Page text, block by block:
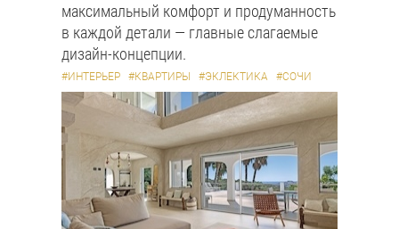
максимальный комфорт и продуманность
в каждой детали — главные слагаемые
дизайн-концепции.
#ИНТЕРЬЕР #КВАРТИРЫ #ЭКЛЕКТИКА #СОЧИ